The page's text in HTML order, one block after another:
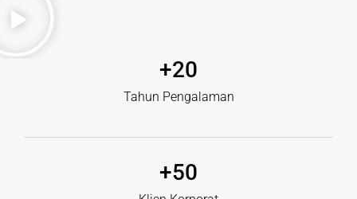
Tahun Pengalaman​
+20
+50